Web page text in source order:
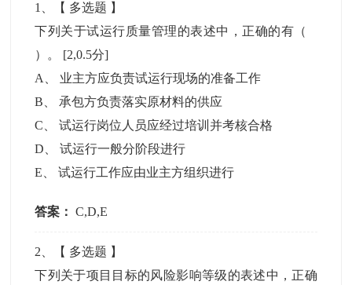
1 、【 多选题 】
下列关于试运行质量管理的表述中，正确的有（
）。 [2,0.5分]
A
业主方应负责试运行现场的准备工作
B
承包方负责落实原材料的供应
C 、试运行岗位人员应经过培训并考核合格
D 、试运行一般分阶段进行
E 、试运行工作应由业主方组织进行
答案： C,D,E
2 、【 多选题 】
下列关于项目目标的风险影响等级的表述中，正确